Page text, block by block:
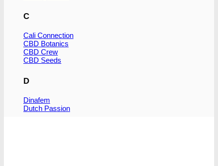
C
Cali Connection
CBD Botanics
CBD Crew
CBD Seeds
D
Dinafem
Dutch Passion